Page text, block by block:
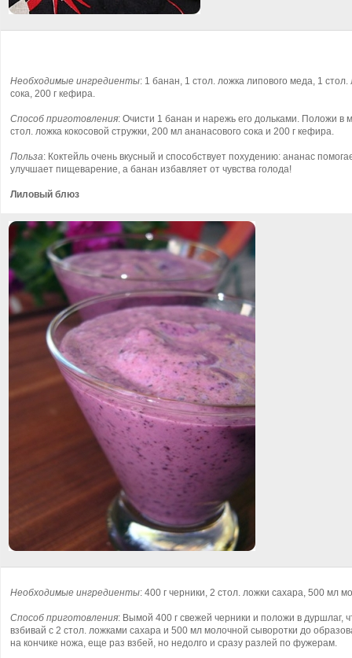
Необходимые ингредиенты: 1 банан, 1 стол. ложка липового меда, 1
сока, 200 г кефира.
Способ приготовления: Очисти 1 банан и нарежь его дольками. Положи в
стол. ложка кокосовой стружки, 200 мл ананасового сока и 200 г кефира.
Польза: Коктейль очень вкусный и способствует похудению: ананас
улучшает пищеварение, а банан избавляет от чувства голода!
Лиловый блюз
Необходимые ингредиенты: 400 г черники, 2 стол. ложки сахара, 500 мл
Способ приготовления: Вымой 400 г свежей черники и положи в дуршлаг,
взбивай с 2 стол. ложками сахара и 500 мл молочной сыворотки до
на кончике ножа, еще раз взбей, но недолго и сразу разлей по фужерам.